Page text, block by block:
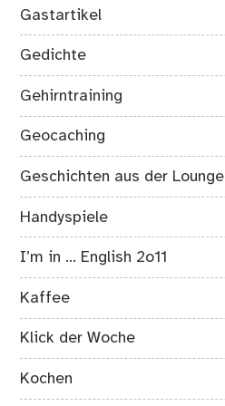
Gastartikel
Gedichte
Gehirntraining
Geocaching
Geschichten aus der Lounge
Handyspiele
I’m in … English 2o11
Kaffee
Klick der Woche
Kochen